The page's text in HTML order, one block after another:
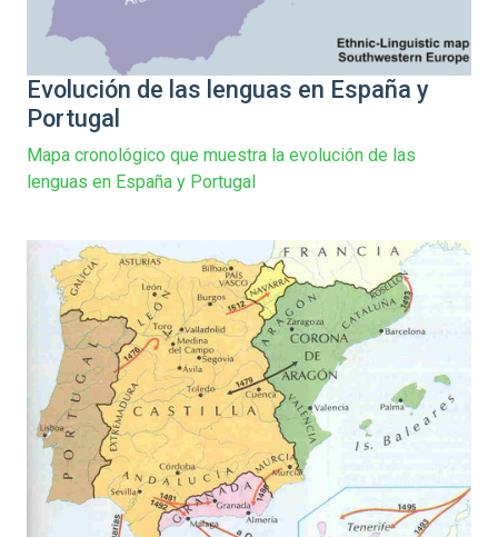
Evolución de las lenguas en España y
Portugal
Mapa cronológico que muestra la evolución de las
lenguas en España y Portugal